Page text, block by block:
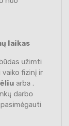
laikas
užimti
fizinį ir
arba .
darbo